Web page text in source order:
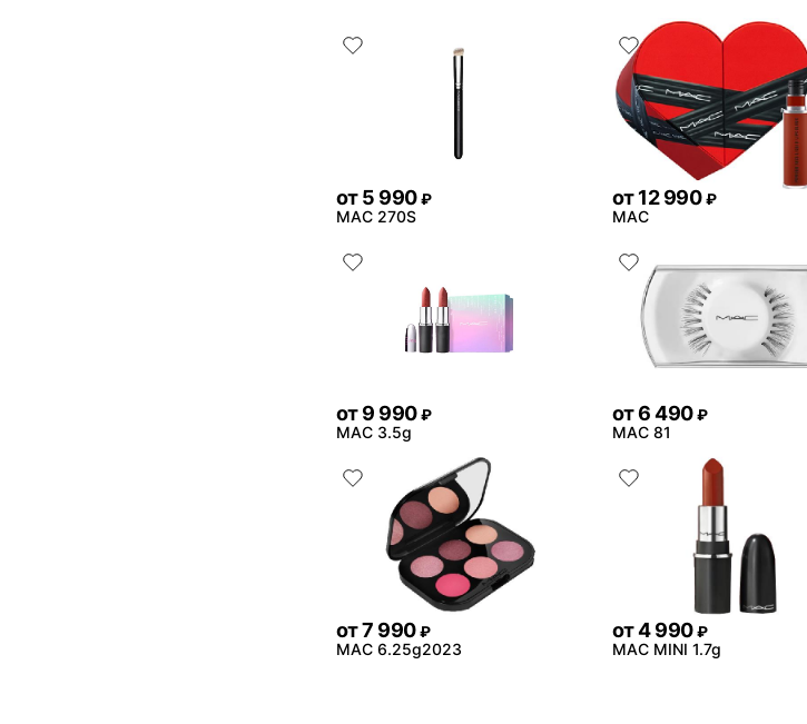
от5 990 ₽
MAC 270S
от12 990 ₽
MAC
от9 990 ₽
MAC 3.5g
от6 490 ₽
MAC 81
от7 990 ₽
MAC 6.25g2023
от4 990 ₽
MAC MINI 1.7g